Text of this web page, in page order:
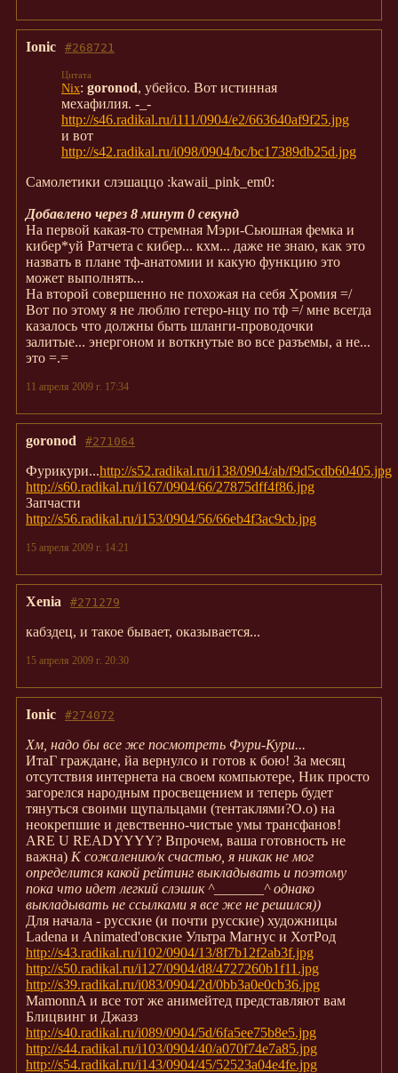
#268721
Ionic
Nix: goronod, убейсо. Вот истинная
мехафилия. -_-
http://s46.radikal.ru/i111/0904/e2/663640af9f25.jpg
и вот
http://s42.radikal.ru/i098/0904/bc/bc17389db25d.jpg
Самолетики слэшаццо :kawaii_pink_em0:
Добавлено через 8 минут 0 секунд
На первой какая-то стремная Мэри-Сьюшная фемка и
кибер*уй Ратчета с кибер... кхм... даже не знаю, как это
назвать в плане тф-анатомии и какую функцию это
может выполнять...
На второй совершенно не похожая на себя Хромия =/
Вот по этому я не люблю гетеро-нцу по тф =/ мне всегда
казалось что должны быть шланги-проводочки
залитые... энергоном и воткнутые во все разъемы, а не...
это =.=
11 апреля 2009 г. 17:34
#271064
goronod
Фурикури...http://s52.radikal.ru/i138/0904/ab/f9d5cdb60405.jpg
http://s60.radikal.ru/i167/0904/66/27875dff4f86.jpg
Запчасти
http://s56.radikal.ru/i153/0904/56/66eb4f3ac9cb.jpg
15 апреля 2009 г. 14:21
#271279
Xenia
кабздец, и такое бывает, оказывается...
15 апреля 2009 г. 20:30
#274072
Ionic
Хм, надо бы все же посмотреть Фури-Кури...
ИтаГ граждане, йа вернулсо и готов к бою! За месяц
отсутствия интернета на своем компьютере, Ник просто
загорелся народным просвещением и теперь будет
тянуться своими щупальцами (тентаклями?О.о) на
неокрепшие и девственно-чистые умы трансфанов!
ARE U READYYYY? Впрочем, ваша готовность не
важна) К сожалению/к счастью, я никак не мог
определится какой рейтинг выкладывать и поэтому
пока что идет легкий слэшик ^_______^ однако
выкладывать не ссылками я все же не решился))
Для начала - русские (и почти русские) художницы
Ladena и Animated'овские Ультра Магнус и ХотРод
http://s43.radikal.ru/i102/0904/13/8f7b12f2ab3f.jpg
http://s50.radikal.ru/i127/0904/d8/4727260b1f11.jpg
http://s39.radikal.ru/i083/0904/2d/0bb3a0e0cb36.jpg
MamonnA и все тот же анимейтед представляют вам
Блицвинг и Джазз
http://s40.radikal.ru/i089/0904/5d/6fa5ee75b8e5.jpg
http://s44.radikal.ru/i103/0904/40/a070f74e7a85.jpg
http://s54.radikal.ru/i143/0904/45/52523a04e4fe.jpg